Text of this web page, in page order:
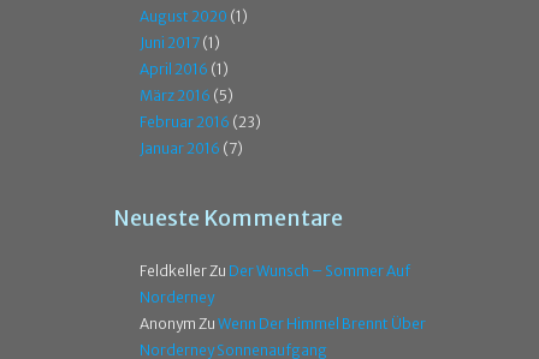
August 2020 (1)
Juni 2017 (1)
April 2016 (1)
März 2016 (5)
Februar 2016 (23)
Januar 2016 (7)
Neueste Kommentare
FeldkellerZu Der Wunsch – Sommer Auf
Norderney
Anonym Zu Wenn Der Himmel Brennt Über
Norderney Sonnenaufgang